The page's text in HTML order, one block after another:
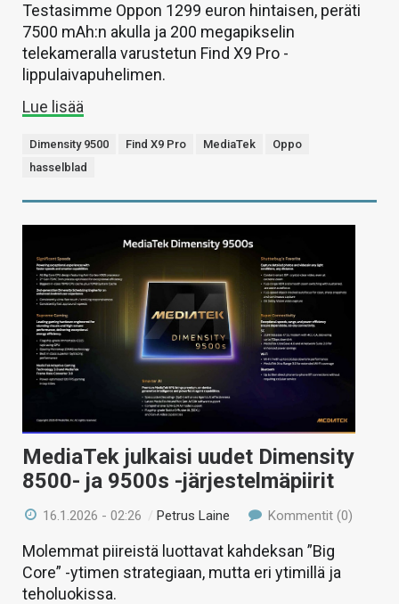
Testasimme Oppon 1299 euron hintaisen, peräti
7500 mAh:n akulla ja 200 megapikselin
telekameralla varustetun Find X9 Pro -
lippulaivapuhelimen.
Lue lisää
Dimensity 9500 Find X9 Pro MediaTek
Oppo
hasselblad
MediaTek julkaisi uudet Dimensity
8500- ja 9500s -järjestelmäpiirit
16.1.2026 - 02:26 /Petrus Laine Kommentit (0)
Molemmat piireistä luottavat kahdeksan ”Big
Core” -ytimen strategiaan, mutta eri ytimillä ja
teholuokissa.